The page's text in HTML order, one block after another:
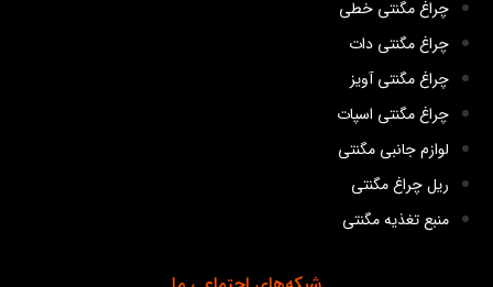
چراغ مگنتی خطی
چراغ مگنتی دات
چراغ مگنتی آویز
چراغ مگنتی اسپات
لوازم جانبی مگنتی
ریل چراغ مگنتی
منبع تغذیه مگنتی